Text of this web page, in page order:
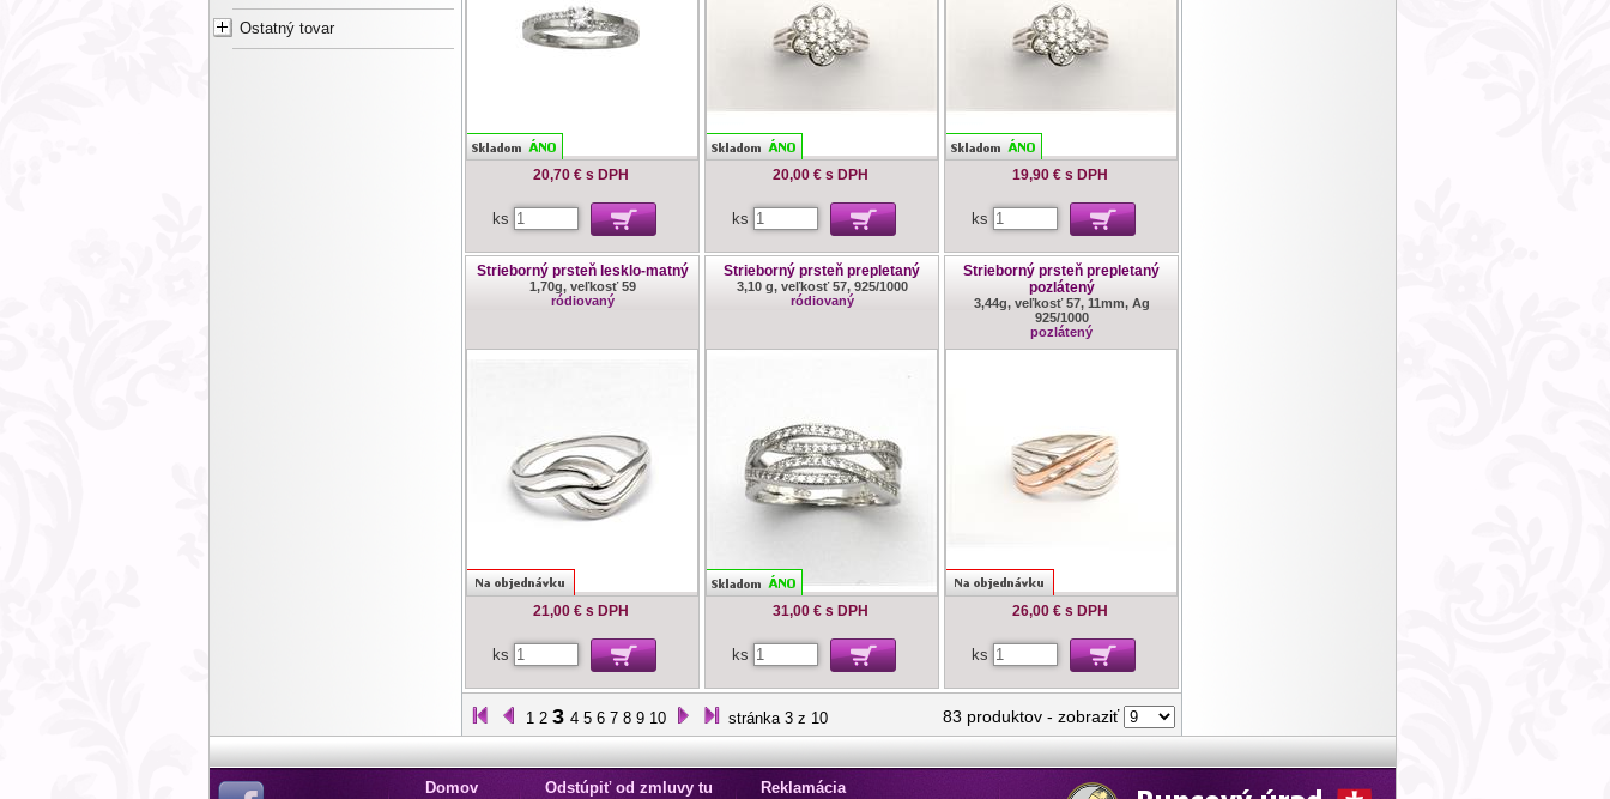
Ostatný tovar
20,70 € s DPH
ks
20,00 € s DPH
ks
19,90 € s DPH
ks
Strieborný prsteň lesklo-matný
1,70g, veľkosť 59
ródiovaný
21,00 € s DPH
ks
Strieborný prsteň prepletaný
3,10 g, veľkosť 57, 925/1000
ródiovaný
31,00 € s DPH
ks
Strieborný prsteň prepletaný
pozlátený
3,44g, veľkosť 57, 11mm, Ag
925/1000
pozlátený
26,00 € s DPH
ks
1 2 3 4 5 6 7 8 9 10 stránka 3 z 10 83 produktov - zobraziť
Domov Odstúpiť od zmluvy tu Reklamácia